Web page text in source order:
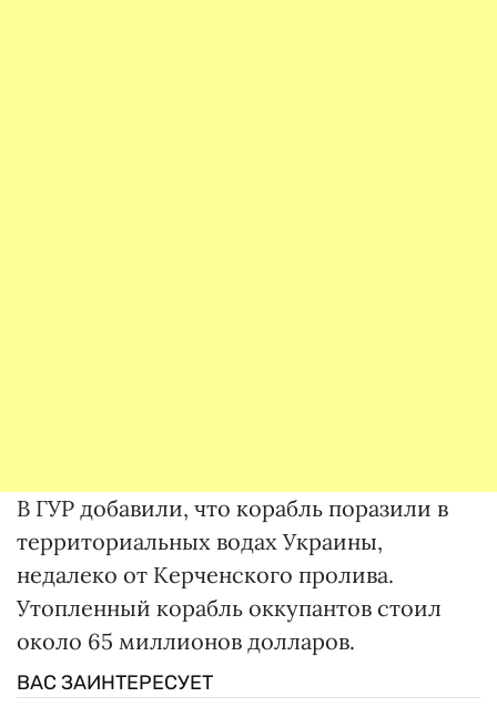
В ГУР добавили, что корабль поразили в
территориальных водах Украины,
недалеко от Керченского пролива.
Утопленный корабль оккупантов стоил
около 65 миллионов долларов.
ВАС ЗАИНТЕРЕСУЕТ